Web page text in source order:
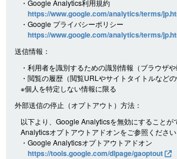
・Google Analytics利用規約
https://www.google.com/analytics/terms/
・Google プライバシーポリシー
https://www.google.com/analytics/terms/
送信情報：
・利用者を識別するための識別情報（ブラウザや
・閲覧の履歴（閲覧URLやサイトタイトルなど
※個人を特定しない情報に限る
外部送信の停止（オプトアウト）方法：
以下より、Google Analyticsを無効にすることが
Analyticsオプトアウトアドオンをご参照ください
・Google Analyticsオプトアウトアドオン
https://tools.google.com/dlpage/gaoptout